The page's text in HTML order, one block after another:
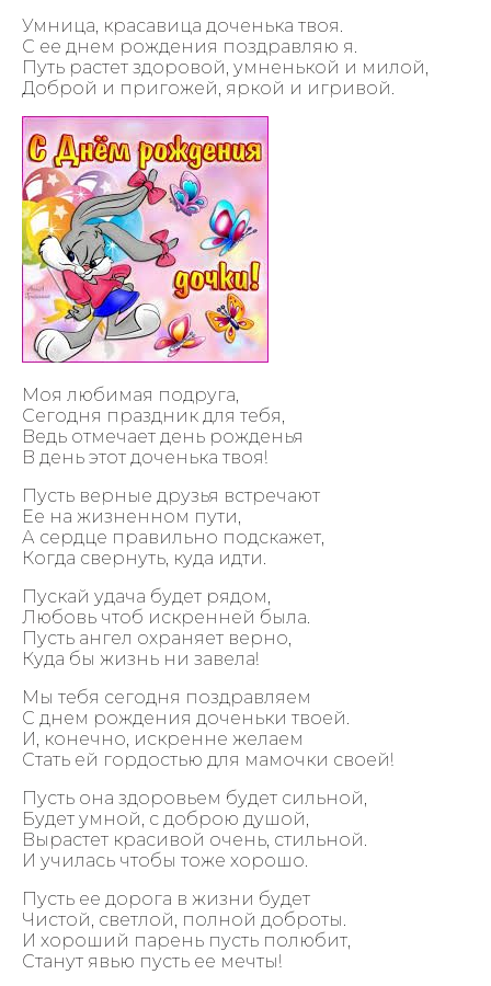
Умница, красавица доченька твоя.
С ее днем рождения поздравляю я.
Путь растет здоровой, умненькой и милой,
Доброй и пригожей, яркой и игривой.
Моя любимая подруга,
Сегодня праздник для тебя,
Ведь отмечает день рожденья
В день этот доченька твоя!
Пусть верные друзья встречают
Ее на жизненном пути,
А сердце правильно подскажет,
Когда свернуть, куда идти.
Пускай удача будет рядом,
Любовь чтоб искренней была.
Пусть ангел охраняет верно,
Куда бы жизнь ни завела!
Мы тебя сегодня поздравляем
С днем рождения доченьки твоей.
И, конечно, искренне желаем
Стать ей гордостью для мамочки своей!
Пусть она здоровьем будет сильной,
Будет умной, с доброю душой,
Вырастет красивой очень, стильной.
И училась чтобы тоже хорошо.
Пусть ее дорога в жизни будет
Чистой, светлой, полной доброты.
И хороший парень пусть полюбит,
Станут явью пусть ее мечты!